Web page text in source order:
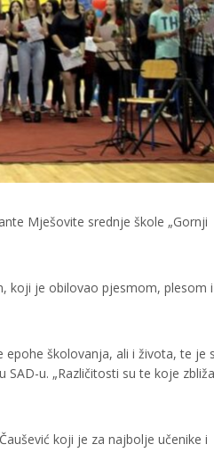
Mješovite srednje škole „Gornji
koji je obilovao pjesmom, plesom i
epohe školovanja, ali i života, te je
u. „Različitosti su te koje
koji je za najbolje učenike i